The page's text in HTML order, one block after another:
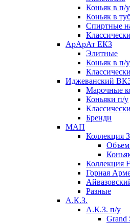
Коньяк в п/у
Коньяк в
Спиртные
АрАрАт ЕКЗ
Элитные
Коньяк в п/у
Иджеванский
Марочные
Коньяки п/у
Бренди
МАП
Коллекция
Объем
Коллекция
Горная
Разные
А.К.З.
А.К.З. п/у
Grand